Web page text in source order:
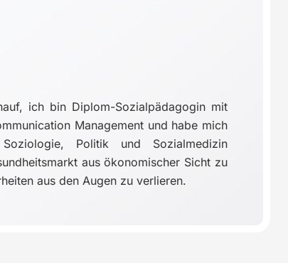
ich bin Diplom-Sozialpädagogin mit
Management und habe mich
Politik und Sozialmedizin
aus ökonomischer Sicht zu
aus den Augen zu verlieren.